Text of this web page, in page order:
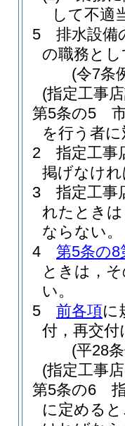
して不適
5
排水設備
の職務と
(令7条
(指定工事
第5条の5
を行う者
2
指定工事
掲げなけ
3
指定工事
れたとき
ならない。
4
第5条の8
ときは，
い。
5
前各項に
付，再交
(平28
(指定工事
第5条の6
に定める